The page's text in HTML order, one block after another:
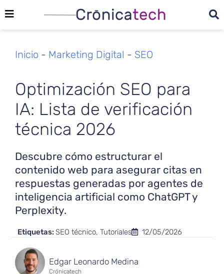
Inicio - Marketing Digital - SEO
Optimización SEO para
IA: Lista de verificación
técnica 2026
Descubre cómo estructurar el
contenido web para asegurar citas en
respuestas generadas por agentes de
inteligencia artificial como ChatGPT y
Perplexity.
Etiquetas:SEO técnico, Tutoriales 12/05/2026
Edgar Leonardo Medina
Crónicatech